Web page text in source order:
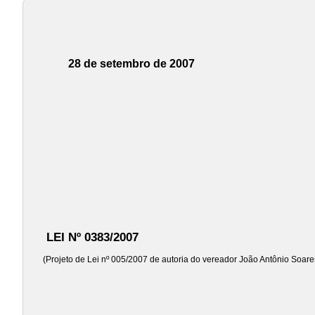
28 de setembro de 2007
LEI Nº 0383/2007
(Projeto de Lei nº 005/2007 de autoria do vereador João Antônio